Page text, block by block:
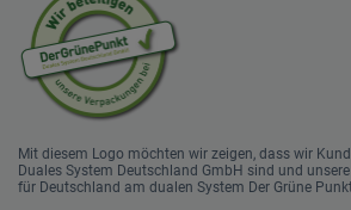
Mit diesem Logo möchten wir zeigen, dass wir
Duales System Deutschland GmbH sind und
für Deutschland am dualen System Der Grüne